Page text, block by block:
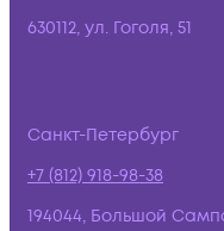
630112, ул. Гоголя, 51
Санкт-Петербург
+7 (812) 918-98-38
194044, Большой